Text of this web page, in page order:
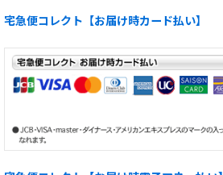
宅急便コレクト【お届け時カード払い】